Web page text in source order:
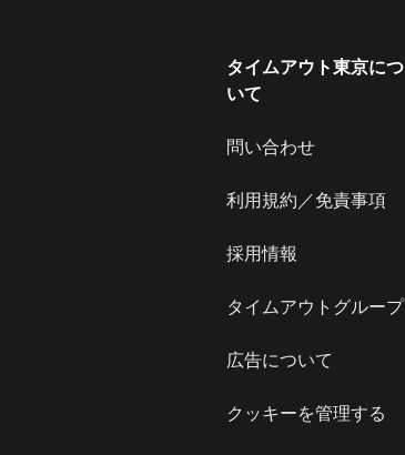
タイムアウト東京につ
いて
問い合わせ
利用規約／免責事項
採用情報
タイムアウトグループ
広告について
クッキーを管理する